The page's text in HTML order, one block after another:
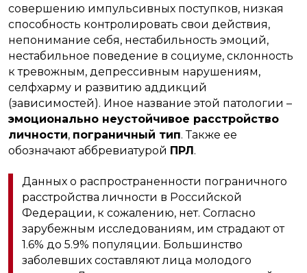
совершению импульсивных поступков, низкая
способность контролировать свои действия,
непонимание себя, нестабильность эмоций,
нестабильное поведение в социуме, склонность
к тревожным, депрессивным нарушениям,
селфхарму и развитию аддикций
(зависимостей). Иное название этой патологии –
эмоционально неустойчивое расстройство
личности, пограничный тип. Также ее
обозначают аббревиатурой ПРЛ.
Данных о распространенности пограничного
расстройства личности в Российской
Федерации, к сожалению, нет. Согласно
зарубежным исследованиям, им страдают от
1.6% до 5.9% популяции. Большинство
заболевших составляют лица молодого